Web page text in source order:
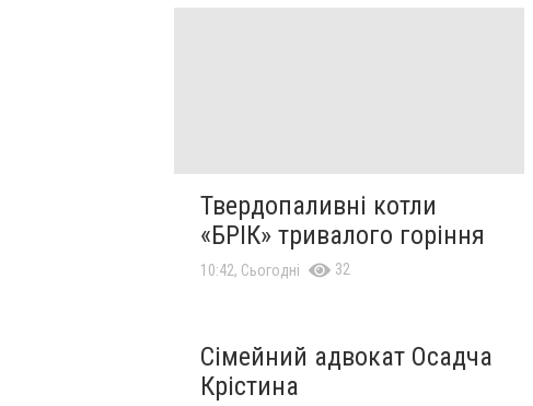
Твердопаливні котли
«БРІК» тривалого горіння
10:42, Сьогодні 32
Сімейний адвокат Осадча
Крістина